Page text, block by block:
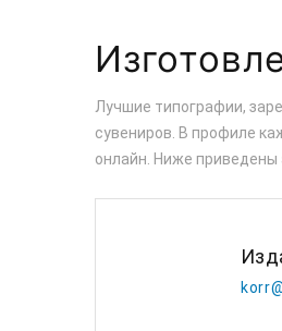
Лучшие типографии,
сувениров. В профиле
онлайн. Ниже приведены